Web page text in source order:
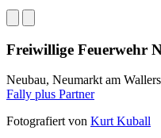
Freiwillige Feuerwehr
Neubau, Neumarkt am
Fally plus Partner
Fotografiert von Kurt Kuball